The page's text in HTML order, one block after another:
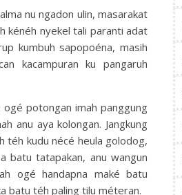
nu ngadon ulin, masarakat
kénéh nyekel tali paranti adat
kumbuh sapopoéna, masih
kacampuran ku pangaruh
ogé potongan imah panggung
anu aya kolongan. Jangkung
téh kudu nécé heula golodog,
batu tatapakan, anu wangun
ogé handapna maké batu
batu téh paling tilu méteran.